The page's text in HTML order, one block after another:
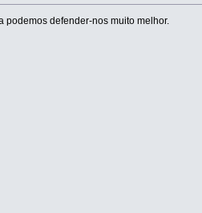
podemos defender-nos muito melhor.